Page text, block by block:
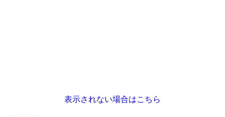
表示されない場合はこちら